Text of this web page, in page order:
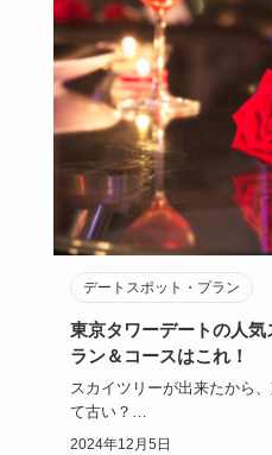
デートスポット・プラン
東京タワーデートの人
ラン＆コースはこれ！
スカイツリーが出来たから
て古い？
そんなことはありません。
2024年12月5日